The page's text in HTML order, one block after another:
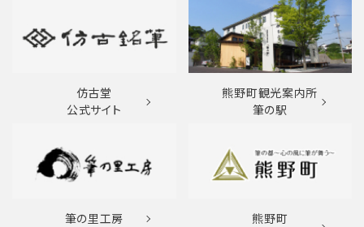
仿古堂
公式サイト
熊野町観光案内所
筆の駅
筆の里工房
熊野町